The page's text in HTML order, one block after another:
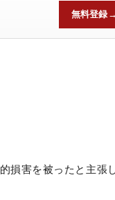
無料登録 →
損害を被ったと主張